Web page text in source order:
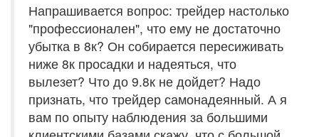
Напрашивается вопрос: трейдер настолько
"профессионален", что ему не достаточно
убытка в 8к? Он собирается пересиживать
ниже 8к просадки и надеяться, что
вылезет? Что до 9.8к не дойдет? Надо
признать, что трейдер самонадеянный. А я
вам по опыту наблюдения за большими